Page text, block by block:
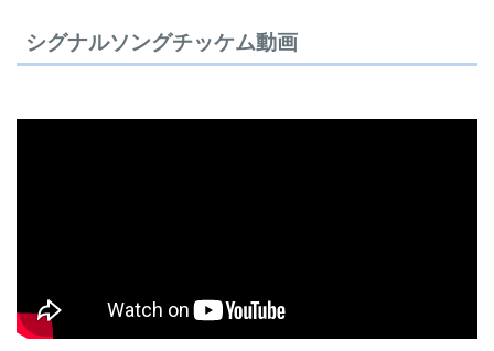
シグナルソングチッケム動画